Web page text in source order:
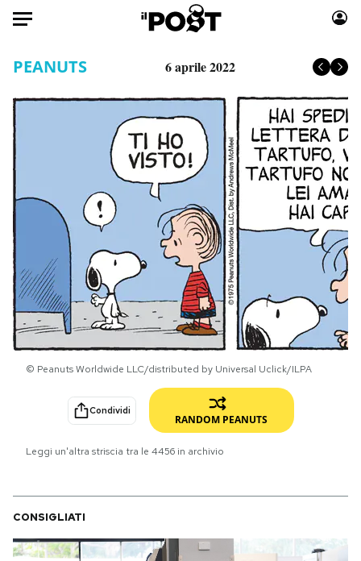
HOME
Tecnologia
Internet
Scienza
Cultura
Economia
Sport
Moda
Libri
Consumismi
Storie/Idee
Ok Boomer!
Media
Europa
Altrecose
Mondiali calcio 2026
PODCAST
NEWSLETTER
I MIEI PREFERITI
SHOP
PEANUTS 6 aprile 2022
© Peanuts Worldwide LLC/distributed by Universal Uclick/ILPA
Condividi
RANDOM PEANUTS
Leggi un'altra striscia tra le 4456 in archivio
CONSIGLIATI